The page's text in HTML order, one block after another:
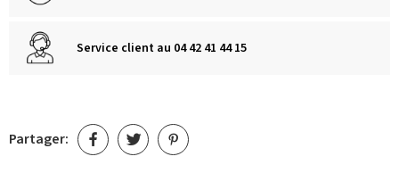
Service client au 04 42 41 44 15
Partager: